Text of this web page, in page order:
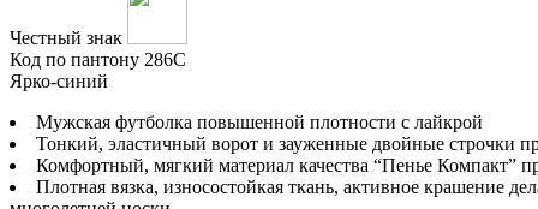
Честный знак
Код по пантону 286C
Ярко-синий
Мужская футболка повышенной плотности с лайкрой
Тонкий, эластичный ворот и зауженные двойные строчки
Комфортный, мягкий материал качества “Пенье Компакт”
Плотная вязка, износостойкая ткань, активное крашение